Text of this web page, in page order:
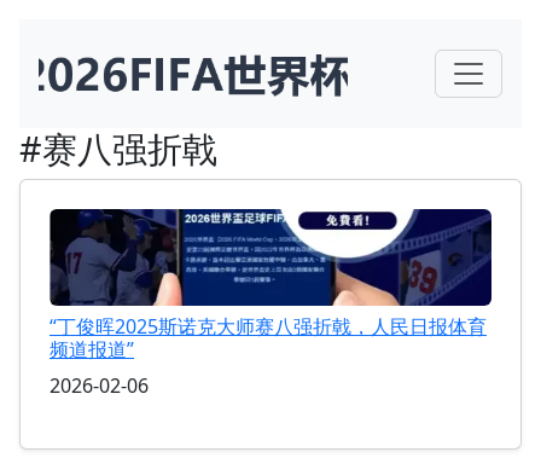
#赛八强折戟
“丁俊晖2025斯诺克大师赛八强折戟，人民日报体育
频道报道”
2026-02-06